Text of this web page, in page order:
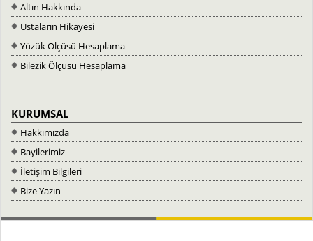
Altın Hakkında
Ustaların Hikayesi
Yüzük Ölçüsü Hesaplama
Bilezik Ölçüsü Hesaplama
KURUMSAL
Hakkımızda
Bayilerimiz
İletişim Bilgileri
Bize Yazın